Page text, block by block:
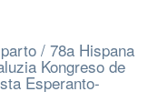
/ 78a Hispana
Kongreso de
Esperanto-